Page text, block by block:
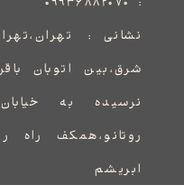
نشانی :
شرق،بین اتوبان
نرسیده به